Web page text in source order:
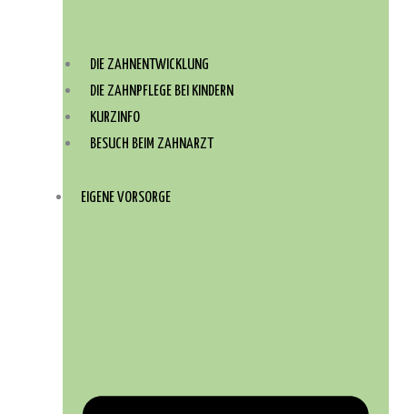
DIE ZAHNENTWICKLUNG
DIE ZAHNPFLEGE BEI KINDERN
KURZINFO
BESUCH BEIM ZAHNARZT
EIGENE VORSORGE